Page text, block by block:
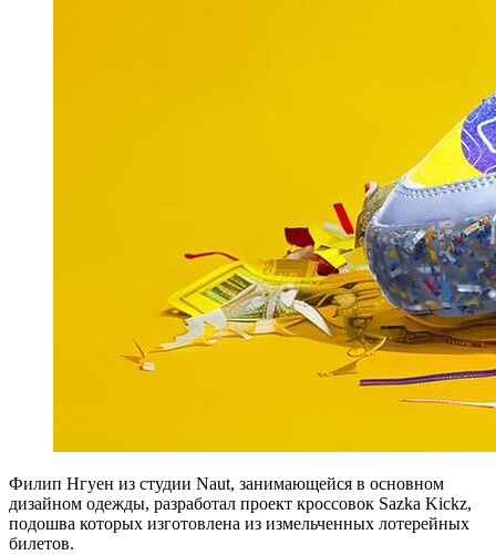
Филип Нгуен из студии Naut, занимающейся в основном
дизайном одежды, разработал проект кроссовок Sazka Kickz,
подошва которых изготовлена из измельченных лотерейных
билетов.